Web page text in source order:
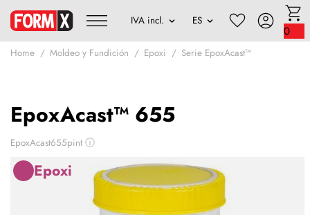
0
Home Moldeo y Fundición Epoxi Serie EpoxAcast™
EpoxAcast™ 655
EpoxAcast655pint ⓘ
Epoxi